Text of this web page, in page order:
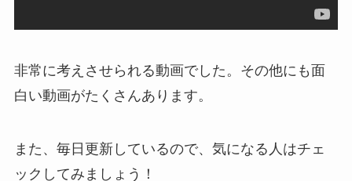
非常に考えさせられる動画でした。その他にも面
白い動画がたくさんあります。
また、毎日更新しているので、気になる人はチェ
ックしてみましょう！